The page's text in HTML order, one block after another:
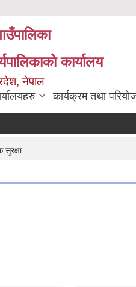
कार्यालय
नेपाल
कार्यक्रम तथा
सुरक्षा